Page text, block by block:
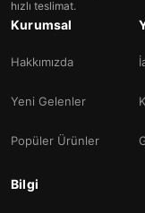
hızlı teslimat.
Kurumsal
Hakkımızda
Yeni Gelenler
Popüler Ürünler
Bilgi